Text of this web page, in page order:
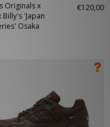
Originals x
Billy's 'Japan
Osaka
€120,00